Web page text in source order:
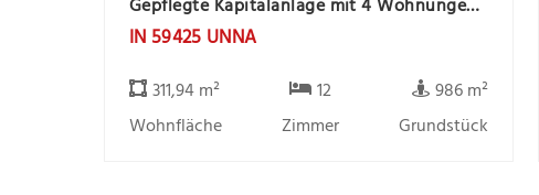
IN 59425 UNNA
311,94 m²
Wohnfläche
12
Zimmer
986 m²
Grundstück